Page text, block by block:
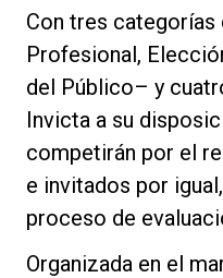
Con tres
Profesional,
del Público– y
Invicta a su
competirán por el
e invitados por
proceso de
Organizada en el